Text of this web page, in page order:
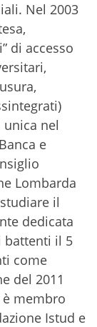
Nel 2003
di accesso
nel
e
Lombarda
il
dedicata
battenti il 5
come
del 2011
è membro
Istud e